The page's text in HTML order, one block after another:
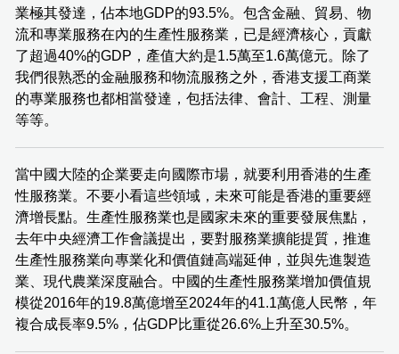
業極其發達，佔本地GDP的93.5%。包含金融、貿易、物
流和專業服務在內的生產性服務業，已是經濟核心，貢獻
了超過40%的GDP，產值大約是1.5萬至1.6萬億元。除了
我們很熟悉的金融服務和物流服務之外，香港支援工商業
的專業服務也都相當發達，包括法律、會計、工程、測量
等等。
當中國大陸的企業要走向國際市場，就要利用香港的生產
性服務業。不要小看這些領域，未來可能是香港的重要經
濟增長點。生產性服務業也是國家未來的重要發展焦點，
去年中央經濟工作會議提出，要對服務業擴能提質，推進
生產性服務業向專業化和價值鏈高端延伸，並與先進製造
業、現代農業深度融合。中國的生產性服務業增加價值規
模從2016年的19.8萬億增至2024年的41.1萬億人民幣，年
複合成長率9.5%，佔GDP比重從26.6%上升至30.5%。